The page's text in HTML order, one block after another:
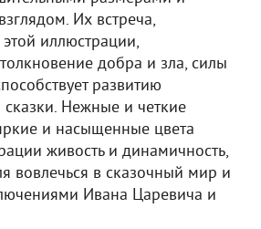
Их встреча,
иллюстрации,
добра и зла, силы
развитию
Нежные и четкие
и насыщенные цвета
живость и динамичность,
вовлечься в сказочный мир и
Ивана Царевича и